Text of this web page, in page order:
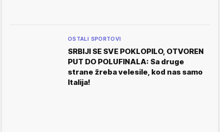
OSTALI SPORTOVI
SRBIJI SE SVE POKLOPILO, OTVOREN
PUT DO POLUFINALA: Sa druge
strane žreba velesile, kod nas samo
Italija!